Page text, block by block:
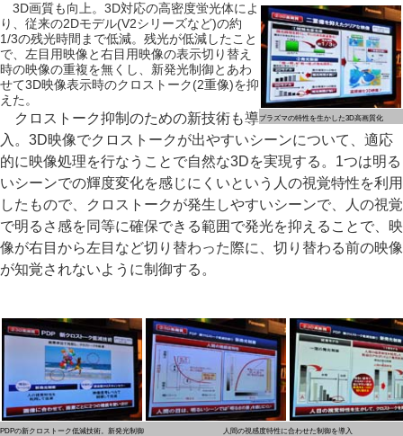
プラズマの特性を生かした3D高画質化
3D画質も向上。3D対応の高密度蛍光体によ
り、従来の2Dモデル(V2シリーズなど)の約
1/3の残光時間まで低減。残光が低減したこと
で、左目用映像と右目用映像の表示切り替え
時の映像の重複を無くし、新発光制御とあわ
せて3D映像表示時のクロストーク(2重像)を抑
えた。
クロストーク抑制のための新技術も導
入。3D映像でクロストークが出やすいシーンについて、適応
的に映像処理を行なうことで自然な3Dを実現する。1つは明る
いシーンでの輝度変化を感じにくいという人の視覚特性を利用
したもので、クロストークが発生しやすいシーンで、人の視覚
で明るさ感を同等に確保できる範囲で発光を抑えることで、映
像が右目から左目など切り替わった際に、切り替わる前の映像
が知覚されないように制御する。
PDPの新クロストーク低減技術。新発光制御
人間の視感度特性に合わせた制御を導入